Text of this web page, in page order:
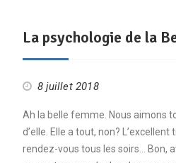
La psychologie de la
8 juillet 2018
Ah la belle femme. Nous aimons
d’elle. Elle a tout, non?
rendez-vous tous les soirs… Bon,